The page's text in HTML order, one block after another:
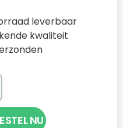
leverbaar
kwaliteit
NU